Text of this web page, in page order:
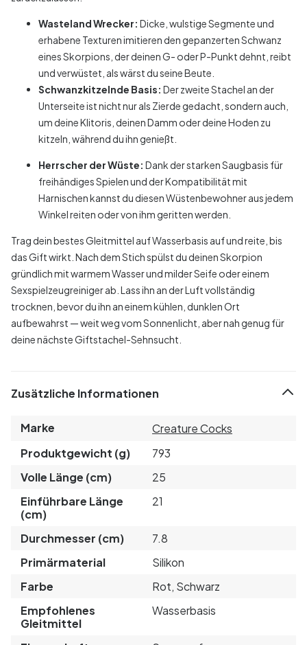
Wasteland Wrecker: Dicke, wulstige Segmente und
erhabene Texturen imitieren den gepanzerten Schwanz
eines Skorpions, der deinen G- oder P-Punkt dehnt, reibt
und verwüstet, als wärst du seine Beute.
Schwanzkitzelnde Basis: Der zweite Stachel an der
Unterseite ist nicht nur als Zierde gedacht, sondern auch,
um deine Klitoris, deinen Damm oder deine Hoden zu
kitzeln, während du ihn genießt.
Herrscher der Wüste: Dank der starken Saugbasis für
freihändiges Spielen und der Kompatibilität mit
Harnischen kannst du diesen Wüstenbewohner aus jedem
Winkel reiten oder von ihm geritten werden.
Trag dein bestes Gleitmittel auf Wasserbasis auf und reite, bis
das Gift wirkt. Nach dem Stich spülst du deinen Skorpion
gründlich mit warmem Wasser und milder Seife oder einem
Sexspielzeugreiniger ab. Lass ihn an der Luft vollständig
trocknen, bevor du ihn an einem kühlen, dunklen Ort
aufbewahrst — weit weg vom Sonnenlicht, aber nah genug für
deine nächste Giftstachel-Sehnsucht.
Zusätzliche Informationen
Marke
Creature Cocks
Produktgewicht (g)
793
Volle Länge (cm)
25
Einführbare Länge
(cm)
21
Durchmesser (cm)
7.8
Primärmaterial
Silikon
Farbe
Rot, Schwarz
Empfohlenes
Gleitmittel
Wasserbasis